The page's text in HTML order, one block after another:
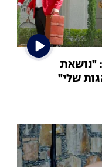
"נושאת
שלי"